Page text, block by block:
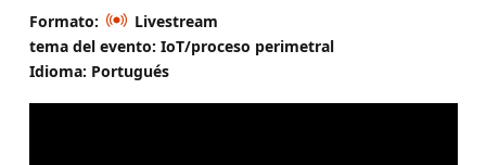
Formato:
Livestream
tema del evento: IoT/proceso perimetral
Idioma: Portugués